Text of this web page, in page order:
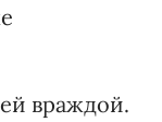
враждой.